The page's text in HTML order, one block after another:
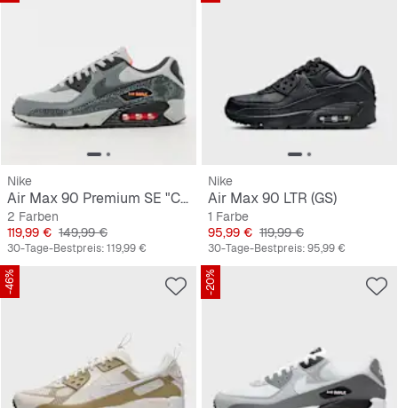
Nike
Air Max 90 Premium SE "Cinder Cone"
2 Farben
Preis
119,99 € Originalpreis
149,99 €
30-Tage-Bestpreis:119,99 €
Nike
Air Max 90 LTR (GS)
1 Farbe
Preis
95,99 € Originalpreis
119,99 €
30-Tage-Bestpreis:95,99 €
-46% -20%